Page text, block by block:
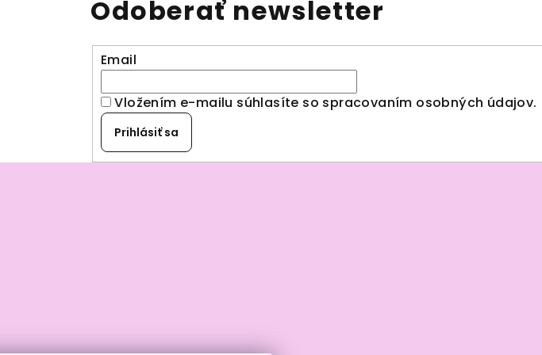
Odoberať newsletter
Email
Vložením e-mailu súhlasíte so spracovaním osobných údajov.
Prihlásiť sa